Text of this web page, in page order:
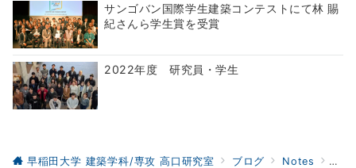
サンゴバン国際学生建築コンテストにて林 賜
紀さんら学生賞を受賞
2022年度 研究員・学生
早稲田大学 建築学科/専攻 高口研究室 ブログ Notes 研